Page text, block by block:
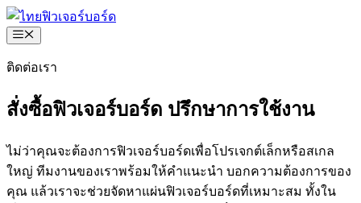
Menu
ติดต่อเรา
สั่งซื้อฟิวเจอร์บอร์ด ปรึกษาการใช้งาน
ไม่ว่าคุณจะต้องการฟิวเจอร์บอร์ดเพื่อโปรเจกต์เล็กหรือสเกล
ใหญ่ ทีมงานของเราพร้อมให้คำแนะนำ บอกความต้องการของ
คุณ แล้วเราจะช่วยจัดหาแผ่นฟิวเจอร์บอร์ดที่เหมาะสม ทั้งใน